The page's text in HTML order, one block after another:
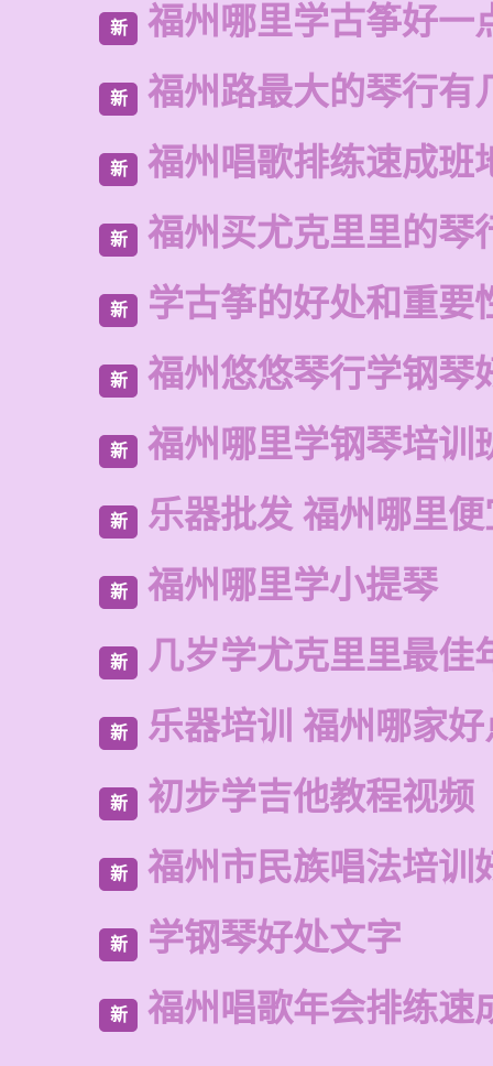
新 福州哪里学古筝好一
新 福州路最大的琴行有
新 福州唱歌排练速成班
新 福州买尤克里里的琴
新 学古筝的好处和重要
新 福州悠悠琴行学钢琴
新 福州哪里学钢琴培训
新 乐器批发 福州哪里便
新 福州哪里学小提琴
新 几岁学尤克里里最佳
新 乐器培训 福州哪家好
新 初步学吉他教程视频
新 福州市民族唱法培训
新 学钢琴好处文字
新 福州唱歌年会排练速